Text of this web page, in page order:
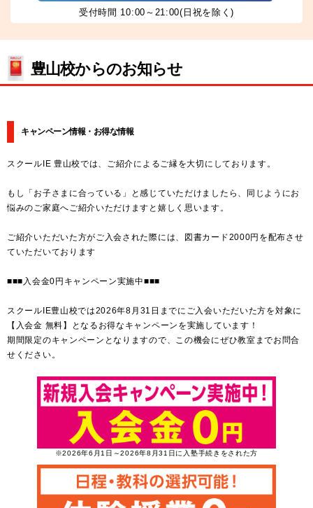
受付時間 10:00～21:00(日祝を除く)
豊山校からのお知らせ
キャンペーン情報・お得な情報
スクールIE 豊山校では、ご紹介によるご縁を大切にしております。
もし「お子さまに合っている」と感じていただけましたら、同じようにお
悩みのご家庭へご紹介いただけますと嬉しく思います。
ご紹介いただいた方がご入会された際には、図書カード2000円を配布させ
ていただいております
■■■入会金0円キャンペーン実施中■■■
スクールIE豊山校では2026年8月31日までにご入会いただいた方を対象に
【入会金 無料】となるお得なキャンペーンを実施しています！
期間限定のキャンペーンとなりますので、この機会にぜひ教室までお問合
せください。
※2026年6月1日～2026年8月31日に入塾手続きをされた方